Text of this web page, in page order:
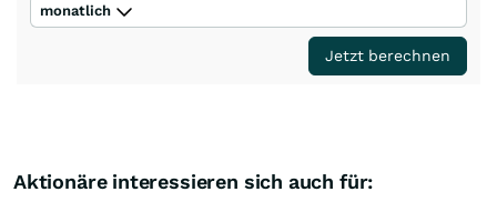
monatlich
Jetzt berechnen
Aktionäre interessieren sich auch für: